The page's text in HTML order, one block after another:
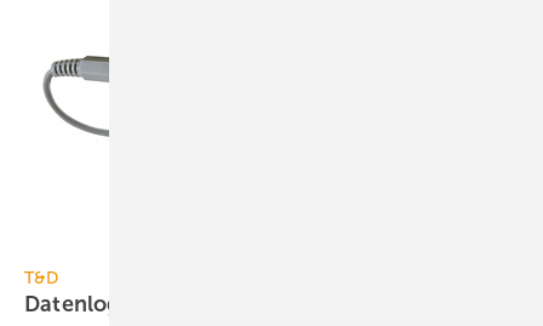
T&D
Datenlogger mit